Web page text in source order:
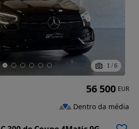
1 / 6
56 500 EUR
Dentro da média